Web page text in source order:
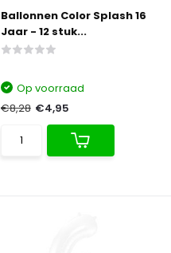
Ballonnen Color Splash 16
Jaar - 12 stuk...
Op voorraad
€8,28 €4,95